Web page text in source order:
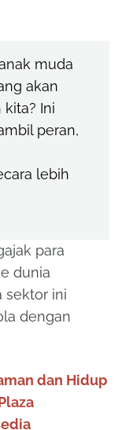
muda
akan
Ini
peran,
lebih
para
dunia
sektor ini
dengan
dan Hidup